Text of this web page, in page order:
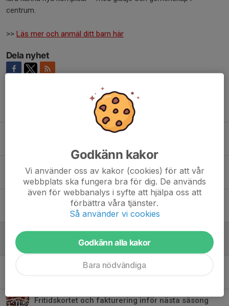
centrum.
>> Läs mer och anmäl ditt barn här
Dela nyhet
27 jul, 13:10
8 jul, 18:15
Kansliet har semesterstängt under juli
Fritidskortet och fakturering inför nästa säsong
Godkänn kakor
Vi använder oss av kakor (cookies) för att vår
webbplats ska fungera bra för dig. De används
även för webbanalys i syfte att hjälpa oss att
förbättra våra tjänster.
Så använder vi cookies
Godkänn alla kakor
Bara nödvändiga